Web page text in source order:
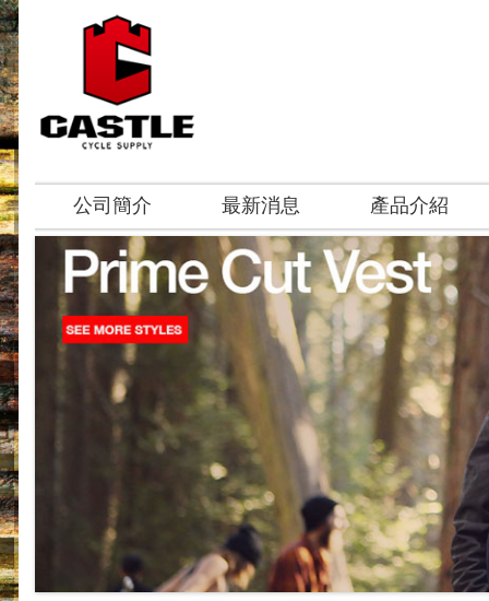
公司簡介 最新消息 產品介紹